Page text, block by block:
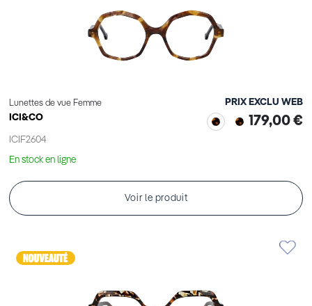
Lunettes de vue Femme
ICI&CO
ICIF2604
PRIX EXCLU WEB
179,00 €
En stock en ligne
Voir le produit